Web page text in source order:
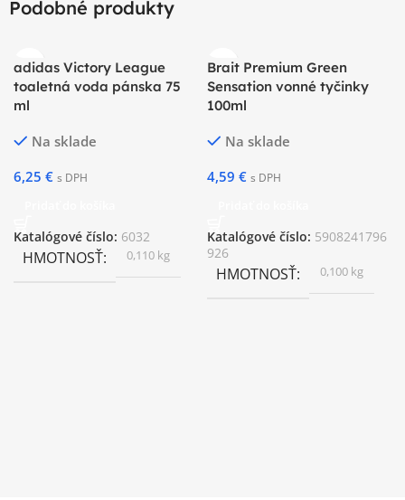
Podobné produkty
adidas Victory League
toaletná voda pánska 75
ml
Na sklade
6,25 € s DPH
Katalógové číslo: 6032
HMOTNOSŤ 0,110 kg
Brait Premium Green
Sensation vonné tyčinky
100ml
Na sklade
4,59 € s DPH
Katalógové číslo: 5908241796
926
HMOTNOSŤ 0,100 kg